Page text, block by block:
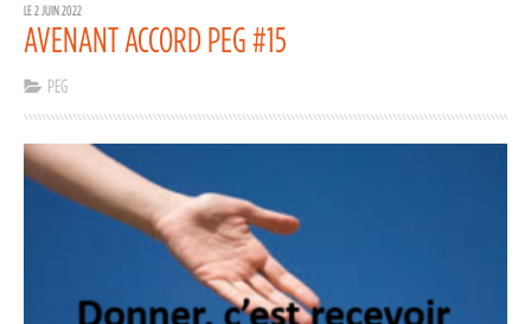
LE 2 JUIN 2022
AVENANT ACCORD PEG #15
PEG